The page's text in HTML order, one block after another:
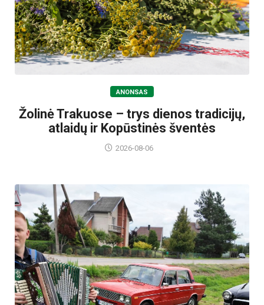
ANONSAS
Žolinė Trakuose – trys dienos tradicijų,
atlaidų ir Kopūstinės šventės
2026-08-06